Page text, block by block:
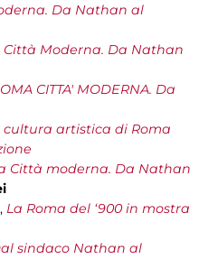
Da Nathan al
Città Moderna. Da Nathan
CITTA' MODERNA. Da
cultura artistica di Roma
Città moderna. Da Nathan
La Roma del ‘900 in mostra
sindaco Nathan al